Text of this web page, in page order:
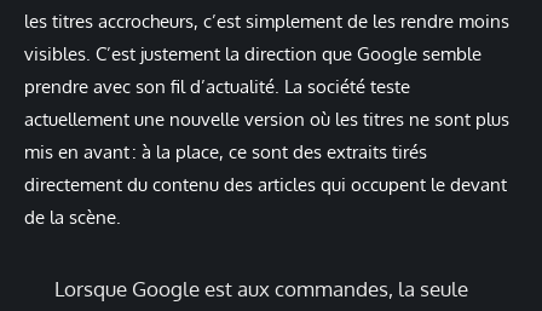
les titres accrocheurs, c’est simplement de les rendre moins
visibles. C’est justement la direction que Google semble
prendre avec son fil d’actualité. La société teste
actuellement une nouvelle version où les titres ne sont plus
mis en avant : à la place, ce sont des extraits tirés
directement du contenu des articles qui occupent le devant
de la scène.
Lorsque Google est aux commandes, la seule